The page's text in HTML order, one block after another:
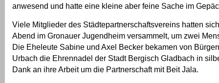
anwesend und hatte eine kleine aber feine Sache im
Viele Mitglieder des Städtepartnerschaftsvereins hatten
Abend im Gronauer Jugendheim versammelt, um zwei
Die Eheleute Sabine und Axel Becker bekamen von
Urbach die Ehrennadel der Stadt Bergisch Gladbach in
Dank an ihre Arbeit um die Partnerschaft mit Beit Jala.